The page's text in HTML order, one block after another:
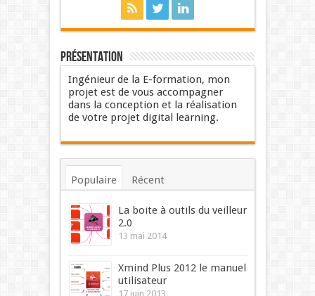
Présentation
Ingénieur de la E-formation, mon
projet est de vous accompagner
dans la conception et la réalisation
de votre projet digital learning.
Populaire Récent
Commentaires Mots-clés
La boite à outils du veilleur
2.0
13 mai 2014
Xmind Plus 2012 le manuel
utilisateur
17 juin 2013